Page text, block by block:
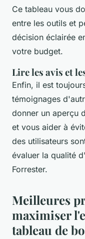
Ce tableau vous
entre les outils et
décision éclairée
votre budget.
Lire les avis et
Enfin, il est
témoignages
donner un aperçu
et vous aider à
des utilisateurs
évaluer la qualité
Forrester.
Meilleures
maximiser
tableau de